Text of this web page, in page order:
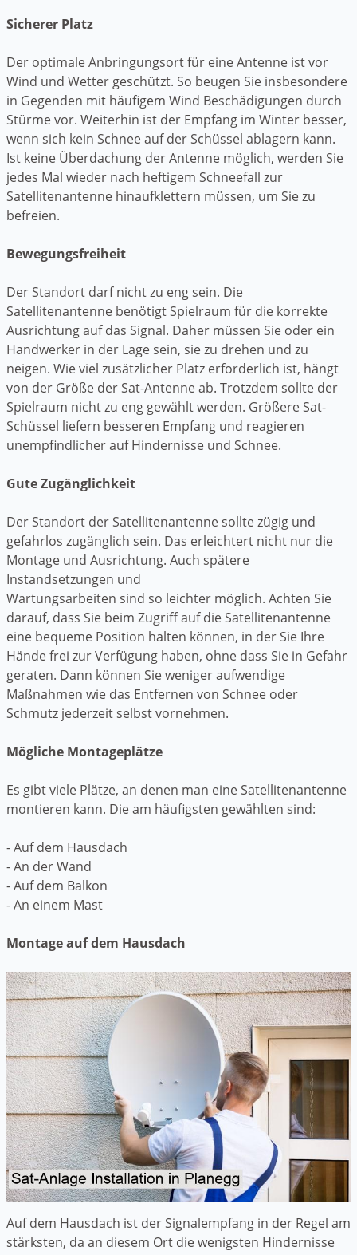
Sicherer Platz
Der optimale Anbringungsort für eine Antenne ist vor
Wind und Wetter geschützt. So beugen Sie insbesondere
in Gegenden mit häufigem Wind Beschädigungen durch
Stürme vor. Weiterhin ist der Empfang im Winter besser,
wenn sich kein Schnee auf der Schüssel ablagern kann.
Ist keine Überdachung der Antenne möglich, werden Sie
jedes Mal wieder nach heftigem Schneefall zur
Satellitenantenne hinaufklettern müssen, um Sie zu
befreien.
Bewegungsfreiheit
Der Standort darf nicht zu eng sein. Die
Satellitenantenne benötigt Spielraum für die korrekte
Ausrichtung auf das Signal. Daher müssen Sie oder ein
Handwerker in der Lage sein, sie zu drehen und zu
neigen. Wie viel zusätzlicher Platz erforderlich ist, hängt
von der Größe der Sat-Antenne ab. Trotzdem sollte der
Spielraum nicht zu eng gewählt werden. Größere Sat-
Schüssel liefern besseren Empfang und reagieren
unempfindlicher auf Hindernisse und Schnee.
Gute Zugänglichkeit
Der Standort der Satellitenantenne sollte zügig und
gefahrlos zugänglich sein. Das erleichtert nicht nur die
Montage und Ausrichtung. Auch spätere
Instandsetzungen und
Wartungsarbeiten sind so leichter möglich. Achten Sie
darauf, dass Sie beim Zugriff auf die Satellitenantenne
eine bequeme Position halten können, in der Sie Ihre
Hände frei zur Verfügung haben, ohne dass Sie in Gefahr
geraten. Dann können Sie weniger aufwendige
Maßnahmen wie das Entfernen von Schnee oder
Schmutz jederzeit selbst vornehmen.
Mögliche Montageplätze
Es gibt viele Plätze, an denen man eine Satellitenantenne
montieren kann. Die am häufigsten gewählten sind:
- Auf dem Hausdach
- An der Wand
- Auf dem Balkon
- An einem Mast
Montage auf dem Hausdach
Auf dem Hausdach ist der Signalempfang in der Regel am
stärksten, da an diesem Ort die wenigsten Hindernisse